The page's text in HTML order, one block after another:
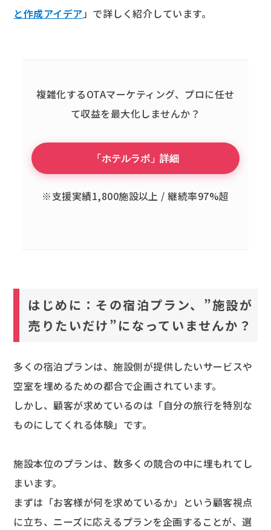
と作成アイデア」で詳しく紹介しています。
複雑化するOTAマーケティング、 プロに任せ
て収益を最大化しませんか？
「ホテルラボ」詳細
※支援実績1,800施設以上 / 継続率97%超
はじめに：その宿泊プラン、”施設が
売りたいだけ”になっていませんか？
多くの宿泊プランは、施設側が提供したいサービスや
空室を埋めるための都合で企画されています。
しかし、顧客が求めているのは「自分の旅行を特別な
ものにしてくれる体験」です。
施設本位のプランは、数多くの競合の中に埋もれてし
まいます。
まずは「お客様が何を求めているか」という顧客視点
に立ち、ニーズに応えるプランを企画することが、選